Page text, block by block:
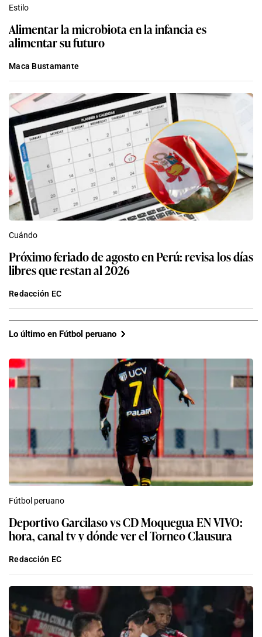
Estilo
Alimentar la microbiota en la infancia es
alimentar su futuro
Maca Bustamante
Cuándo
Próximo feriado de agosto en Perú: revisa los días
libres que restan al 2026
Redacción EC
Lo último en Fútbol peruano
Fútbol peruano
Deportivo Garcilaso vs CD Moquegua EN VIVO:
hora, canal tv y dónde ver el Torneo Clausura
Redacción EC